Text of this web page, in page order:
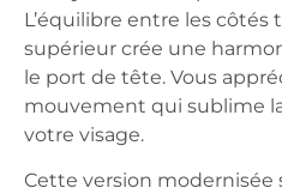
L’équilibre entre les
supérieur crée une
le port de tête. Vous
mouvement qui sublime
votre visage.
Cette version modernisée